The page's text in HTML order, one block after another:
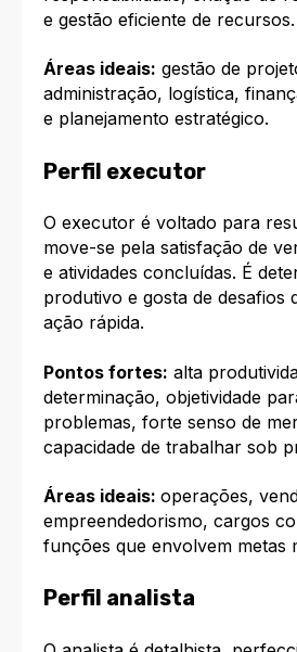
e gestão eficiente de recursos.​
Áreas ideais: gestão de
administração, logística,
e planejamento estratégico.​
Perfil executor
O executor é voltado para
move-se pela satisfação de
e atividades concluídas. É
produtivo e gosta de desafios
ação rápida.​
Pontos fortes: alta
determinação, objetividade
problemas, forte senso de
capacidade de trabalhar sob
Áreas ideais: operações,
empreendedorismo, cargos
funções que envolvem metas
Perfil analista